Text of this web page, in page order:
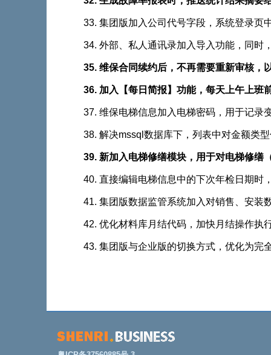
33. 集团版加入公司代号字段，系统登录页
34. 外部、私人通讯录加入导入功能，
35. 维保合同续约后，不再需要重新审核
36. 加入【每日简报】功能，每天上午上班
37. 维保电梯信息加入电梯密码，用于记录变
38. 解决mssql数据库下，列表中对金额类型
39. 新加入电梯修缮模块，用于对电梯修缮（
40. 直接编辑电梯信息中的下次年检日期时
41. 集团版数据监管系统加入对销售、安装
42. 优化材料库月结代码，加快月结操作执
43. 集团版与企业版的切换方式，优化为完